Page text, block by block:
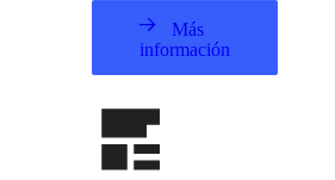
Más
información